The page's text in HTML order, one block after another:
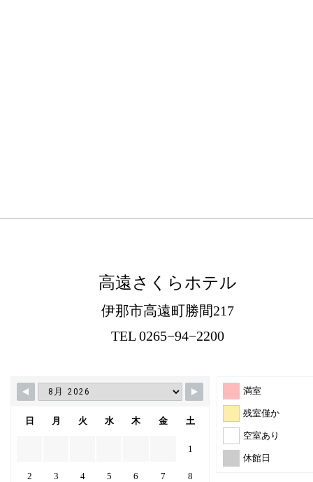
高遠さくらホテル
伊那市高遠町勝間217
TEL 0265−94−2200
満室
残室僅か
空室あり
休館日
日 月 火 水 木 金 土
1
2 3 4 5 6 7 8